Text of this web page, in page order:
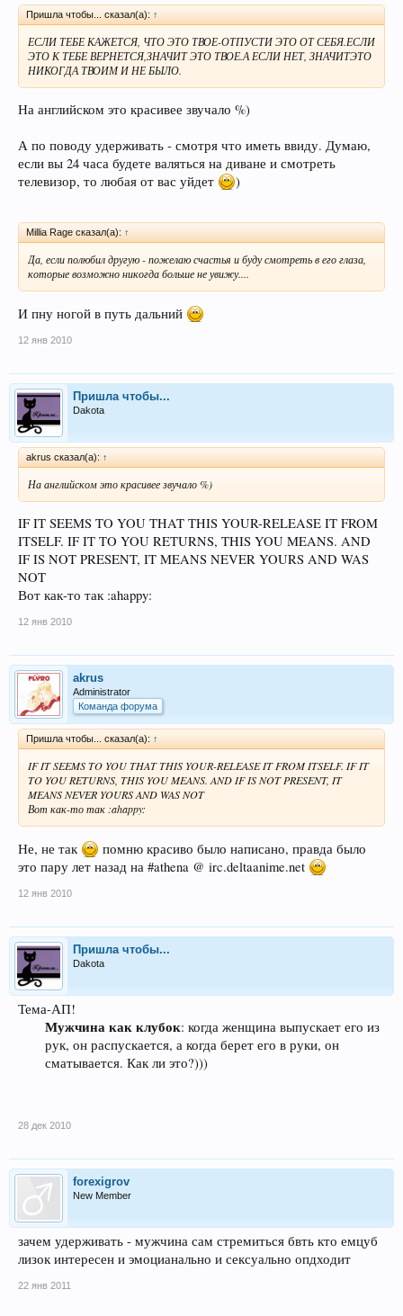
Пришла чтобы... сказал(а): ↑
ЕСЛИ ТЕБЕ КАЖЕТСЯ, ЧТО ЭТО ТВОЕ-ОТПУСТИ ЭТО ОТ СЕБЯ.ЕСЛИ
ЭТО К ТЕБЕ ВЕРНЕТСЯ,ЗНАЧИТ ЭТО ТВОЕ.А ЕСЛИ НЕТ, ЗНАЧИТЭТО
НИКОГДА ТВОИМ И НЕ БЫЛО.
На английском это красивее звучало %)
А по поводу удерживать - смотря что иметь ввиду. Думаю,
если вы 24 часа будете валяться на диване и смотреть
телевизор, то любая от вас уйдет
)
Millia Rage сказал(а): ↑
Да, если полюбил другую - пожелаю счастья и буду смотреть в его глаза,
которые возможно никогда больше не увижу....
И пну ногой в путь дальний
12 янв 2010
Пришла чтобы...
Dakota
akrus сказал(а): ↑
На английском это красивее звучало %)
IF IT SEEMS TO YOU THAT THIS YOUR-RELEASE IT FROM
ITSELF. IF IT TO YOU RETURNS, THIS YOU MEANS. AND
IF IS NOT PRESENT, IT MEANS NEVER YOURS AND WAS
NOT
Вот как-то так :ahappy:
12 янв 2010
akrus
Administrator
Команда форума
Пришла чтобы... сказал(а): ↑
IF IT SEEMS TO YOU THAT THIS YOUR-RELEASE IT FROM ITSELF. IF IT
TO YOU RETURNS, THIS YOU MEANS. AND IF IS NOT PRESENT, IT
MEANS NEVER YOURS AND WAS NOT
Вот как-то так :ahappy:
Не, не так
помню красиво было написано, правда было
это пару лет назад на #athena @ irc.deltaanime.net
12 янв 2010
Пришла чтобы...
Dakota
Тема-АП!
Мужчина как клубок: когда женщина выпускает его из
рук, он распускается, а когда берет его в руки, он
сматывается. Как ли это?)))
28 дек 2010
forexigrov
New Member
зачем удерживать - мужчина сам стремиться бвть кто емцуб
лизок интересен и эмоцианально и сексуально опдходит
22 янв 2011